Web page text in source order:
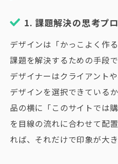
1. 課題解決の思考プ
デザインは「かっこよく作
課題を解決するための手段
デザイナーはクライアント
デザインを選択できている
品の横に「このサイトでは
を目線の流れに合わせて配
れば、それだけで印象が大き